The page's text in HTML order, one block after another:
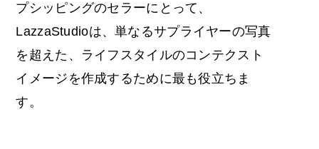
プシッピングのセラーにとって、
LazzaStudioは、単なるサプライヤーの写真
を超えた、ライフスタイルのコンテクスト
イメージを作成するために最も役立ちま
す。